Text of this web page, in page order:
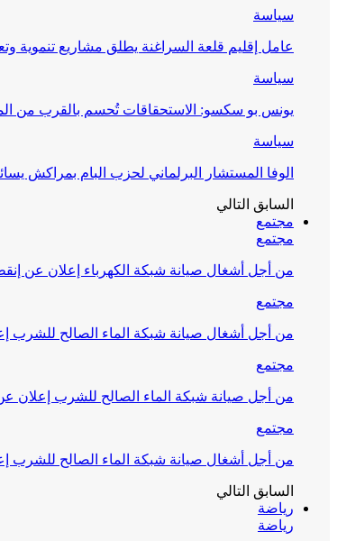
سياسة
عامل إقليم قلعة السراغنة يطلق مشاريع تنموية وتعليمية بأزيد من
سياسة
يونس بو سكسو: الاستحقاقات تُحسم بالقرب من
سياسة
الوفا المستشار البرلماني لحزب البام بمراكش
السابق التالي
مجتمع
مجتمع
من أجل أشغال صيانة شبكة الكهرباء إعلان عن
مجتمع
من أجل أشغال صيانة شبكة الماء الصالح للشرب
مجتمع
من أجل صيانة شبكة الماء الصالح للشرب إعلان
مجتمع
من أجل أشغال صيانة شبكة الماء الصالح للشرب
السابق التالي
رياضة
رياضة